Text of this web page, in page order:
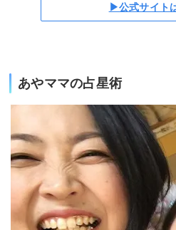
▶公式サイト
あやママの占星術